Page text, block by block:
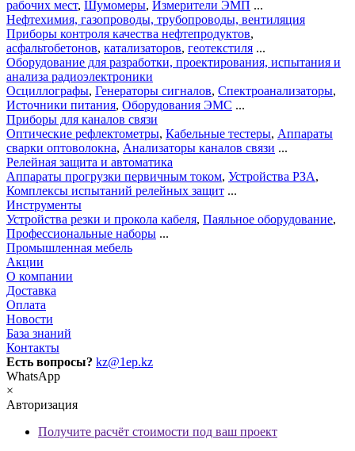
рабочих мест, Шумомеры, Измерители ЭМП ...
Нефтехимия, газопроводы, трубопроводы, вентиляция
Приборы контроля качества нефтепродуктов,
асфальтобетонов, катализаторов, геотекстиля ...
Оборудование для разработки, проектирования, испытания и
анализа радиоэлектроники
Осциллографы, Генераторы сигналов, Спектроанализаторы,
Источники питания, Оборудования ЭМС ...
Приборы для каналов связи
Оптические рефлектометры, Кабельные тестеры, Аппараты
сварки оптоволокна, Анализаторы каналов связи ...
Релейная защита и автоматика
Аппараты прогрузки первичным током, Устройства РЗА,
Комплексы испытаний релейных защит ...
Инструменты
Устройства резки и прокола кабеля, Паяльное оборудование,
Профессиональные наборы ...
Промышленная мебель
Акции
О компании
Доставка
Оплата
Новости
База знаний
Контакты
Есть вопросы? kz@1ep.kz
WhatsApp
×
Авторизация
Получите расчёт стоимости под ваш проект